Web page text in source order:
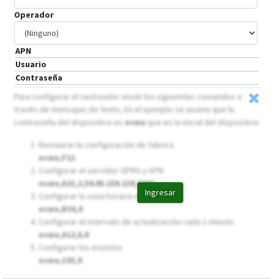
VT-300
VT-400
Operador
APN
Usuario
Contraseña
Ingresar
Para configurar el rastreador envíe los siguientes comandos a
través de mensajes de texto, En el ejemplo se asume que la
contraseña del dispositivo eseswuque es la inicial del dispositivo
Restaurar la configuración de fabrica
eswu,F11
Configurar el servidor GPRS y APN
eswu,A21,2,54.85.159.138,8888,
Configurar la zona horaria en UTC-0
eswu,B36,0
Configurar el intervalo de actualización cada 1 minuto
eswu,A12,6,0
Configurar los eventos
eswu,C03,0